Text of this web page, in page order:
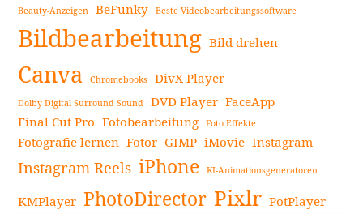
Beauty-Anzeigen BeFunky Beste Videobearbeitungssoftware
Bildbearbeitung Bild drehen
Canva Chromebooks DivX Player
Dolby Digital Surround Sound DVD Player FaceApp
Final Cut Pro Fotobearbeitung Foto Effekte
Fotografie lernen Fotor GIMP iMovie Instagram
Instagram Reels iPhone KI-Animationsgeneratoren
KMPlayer PhotoDirector Pixlr PotPlayer